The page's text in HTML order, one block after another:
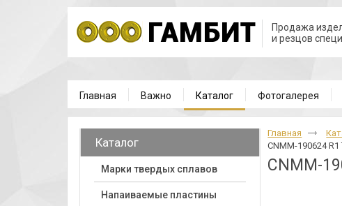
Продажа
и резцов
Главная Важно Каталог Фотогалерея
Каталог
Марки твердых сплавов
Напаиваемые пластины
Главная
CNMM-190624 R1
CNMM-